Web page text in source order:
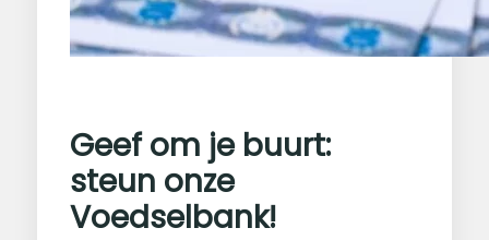
Geef om je buurt:
steun onze
Voedselbank!